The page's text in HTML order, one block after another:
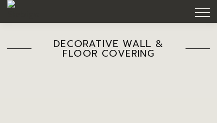
DECORATIVE WALL &
FLOOR COVERING